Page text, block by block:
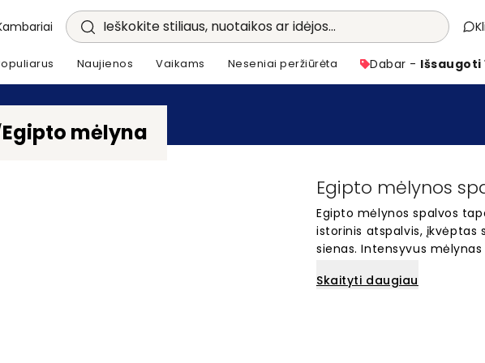
Ieškokite stiliaus, nuotaikos ar idėjos...
Naujienos Vaikams Neseniai peržiūrėta Dabar - Išsaugoti
Egipto mėlyna
Egipto mėlynos
Egipto mėlynos spalvos
istorinis atspalvis, įkvėptas
sienas. Intensyvus
miegamiesiems. Mūsų
Skaityti daugiau